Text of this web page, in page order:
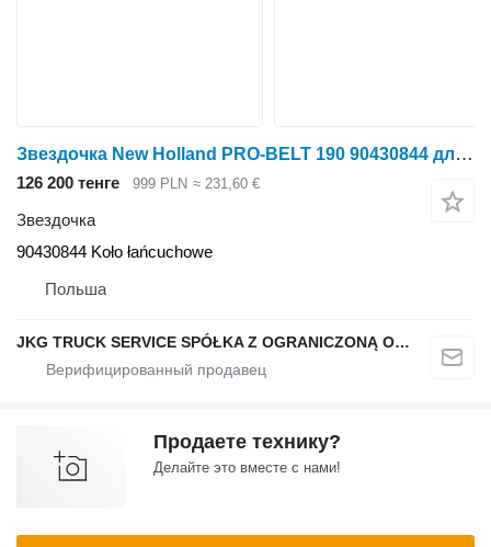
Звездочка New Holland PRO-BELT 190 90430844 для пресс-подборщика
126 200 тенге 999 PLN ≈ 231,60 €
Звездочка
90430844 Koło łańcuchowe
Польша
JKG TRUCK SERVICE SPÓŁKA Z OGRANICZONĄ ODPOWIEDZIALNOŚCIĄ
Продаете технику?
Делайте это вместе с нами!